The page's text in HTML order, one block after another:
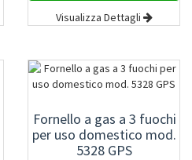
Visualizza Dettagli
Fornello a gas a 3 fuochi
per uso domestico mod.
5328 GPS